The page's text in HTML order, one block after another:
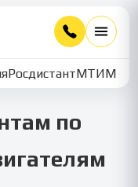
РосдистантМТИММУ
по